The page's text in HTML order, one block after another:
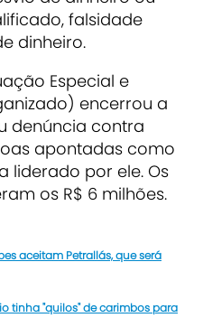
falsidade
dinheiro.
Especial e
encerrou a
denúncia contra
apontadas como
liderado por ele. Os
os R$ 6 milhões.
aceitam Petrallás, que será
tinha "quilos" de carimbos para